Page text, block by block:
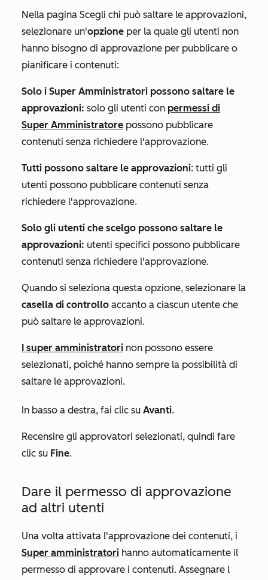
Nella pagina Scegli chi può saltare le approvazioni,
selezionare un'opzione per la quale gli utenti non
hanno bisogno di approvazione per pubblicare o
pianificare i contenuti:
Solo i Super Amministratori possono saltare le
approvazioni: solo gli utenti con permessi di
Super Amministratore possono pubblicare
contenuti senza richiedere l'approvazione.
Tutti possono saltare le approvazioni: tutti gli
utenti possono pubblicare contenuti senza
richiedere l'approvazione.
Solo gli utenti che scelgo possono saltare le
approvazioni: utenti specifici possono pubblicare
contenuti senza richiedere l'approvazione.
Quando si seleziona questa opzione, selezionare la
casella di controllo accanto a ciascun utente che
può saltare le approvazioni.
I super amministratori non possono essere
selezionati, poiché hanno sempre la possibilità di
saltare le approvazioni.
In basso a destra, fai clic su Avanti.
Recensire gli approvatori selezionati, quindi fare
clic su Fine.
Dare il permesso di approvazione
ad altri utenti
Una volta attivata l'approvazione dei contenuti, i
Super amministratori hanno automaticamente il
permesso di approvare i contenuti. Assegnare l